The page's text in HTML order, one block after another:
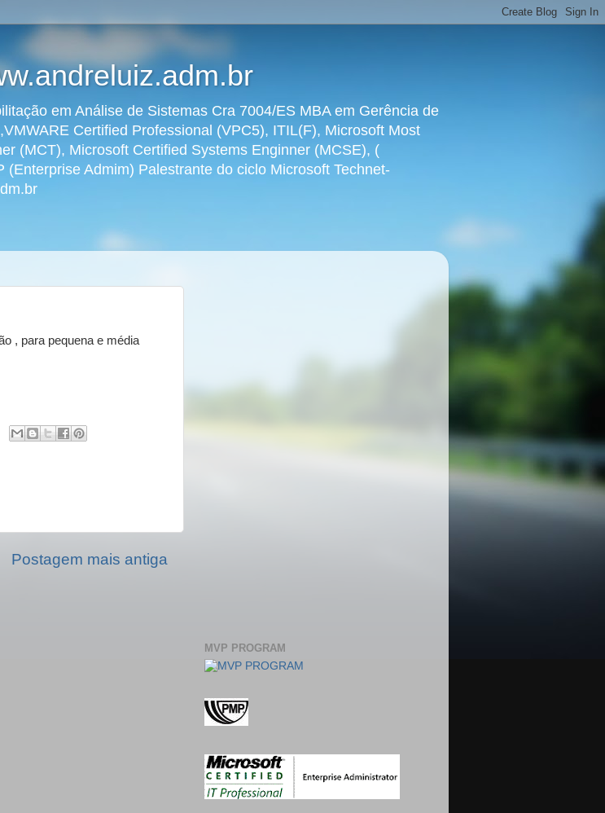
em Análise de Sistemas Cra 7004/ES MBA em Gerência de
Certified Professional (VPC5), ITIL(F), Microsoft Most
(MCT), Microsoft Certified Systems Enginner (MCSE), (
Admim) Palestrante do ciclo Microsoft Technet-
, para pequena e média
Postagem mais antiga
MVP PROGRAM